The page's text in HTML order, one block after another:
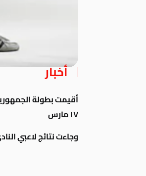
أخبار
١٧ مارس
وجاءت نتائج لاعبي